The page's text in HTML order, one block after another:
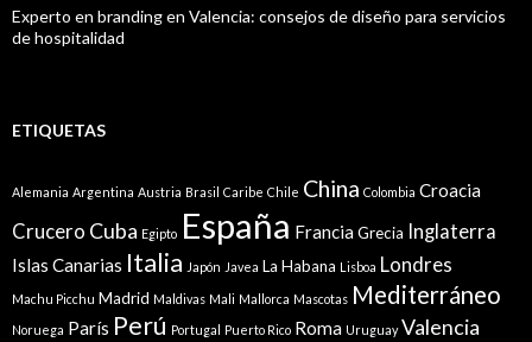
Experto en branding en Valencia: consejos de diseño para servicios
de hospitalidad
ETIQUETAS
Alemania Argentina Austria Brasil Caribe Chile China Colombia Croacia
Crucero Cuba Egipto España FranciaGrecia Inglaterra
Islas Canarias Italia Japón Javea La Habana Lisboa Londres
Machu Picchu Madrid Maldivas Mali Mallorca Mascotas Mediterráneo
Noruega París Perú Portugal Puerto Rico Roma Uruguay Valencia